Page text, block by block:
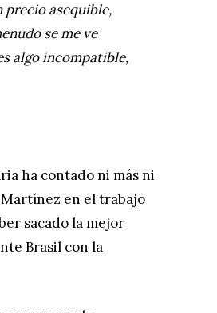
precio asequible,
se me ve
algo incompatible,
ha contado ni más ni
en el trabajo
sacado la mejor
Brasil con la